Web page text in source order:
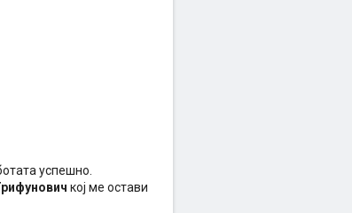
успешно.
кој ме остави